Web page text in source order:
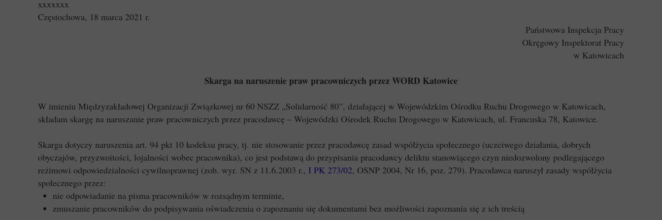
xxxxxxx
Częstochowa, 18 marca 2021 r.
Państwowa Inspekcja Pracy
Okręgowy Inspektorat Pracy
w Katowicach
Skarga na naruszenie praw pracowniczych przez WORD Katowice
W imieniu Międzyzakładowej Organizacji Związkowej nr 60 NSZZ „Solidarność 80”, działającej w Wojewódzkim Ośrodku Ruchu Drogowego w Katowicach,
składam skargę na naruszanie praw pracowniczych przez pracodawcę – Wojewódzki Ośrodek Ruchu Drogowego w Katowicach, ul. Francuska 78, Katowice.
Skarga dotyczy naruszenia art. 94 pkt 10 kodeksu pracy, tj. nie stosowanie przez pracodawcę zasad współżycia społecznego (uczciwego działania, dobrych
obyczajów, przyzwoitości, lojalności wobec pracownika), co jest podstawą do przypisania pracodawcy deliktu stanowiącego czyn niedozwolony podlegającego
reżimowi odpowiedzialności cywilnoprawnej (zob. wyr. SN z 11.6.2003 r., I PK 273/02, OSNP 2004, Nr 16, poz. 279). Pracodawca naruszył zasady współżycia
społecznego przez:
nie odpowiadanie na pisma pracowników w rozsądnym terminie,
zmuszanie pracowników do podpisywania oświadczenia o zapoznaniu się dokumentami bez możliwości zapoznania się z ich treścią